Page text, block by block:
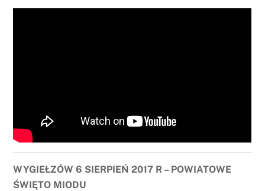
WYGIEŁZÓW 6 SIERPIEŃ 2017 R – POWIATOWE
ŚWIĘTO MIODU